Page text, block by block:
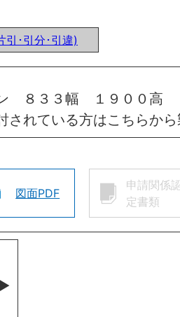
引･引分･引違)
８３３幅 １９００高
れている方はこちらか
図面PDF
申請関係
定書類